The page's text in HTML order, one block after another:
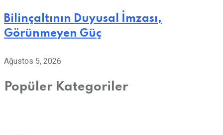
Bilinçaltının Duyusal İmzası,
Görünmeyen Güç
Ağustos 5, 2026
Popüler Kategoriler